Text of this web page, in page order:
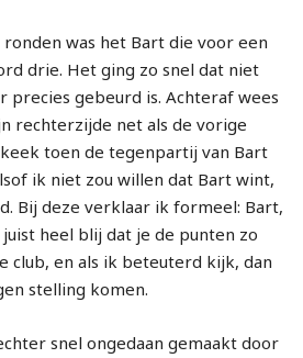
was het Bart die voor een
drie. Het ging zo snel dat niet
precies gebeurd is. Achteraf wees
rechterzijde net als de vorige
toen de tegenpartij van Bart
ik niet zou willen dat Bart wint,
Bij deze verklaar ik formeel: Bart,
heel blij dat je de punten zo
club, en als ik beteuterd kijk, dan
stelling komen.
snel ongedaan gemaakt door